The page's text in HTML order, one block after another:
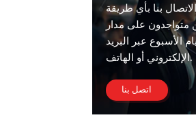
بنا بأي طريقة
متواجدون على مدار
الأسبوع عبر البريد
الإلكتروني أو الهاتف.
اتصل بنا